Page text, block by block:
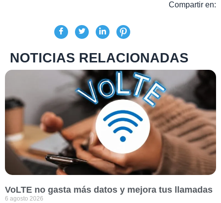
Compartir en:
NOTICIAS RELACIONADAS
VoLTE no gasta más datos y mejora tus llamadas
6 agosto 2026